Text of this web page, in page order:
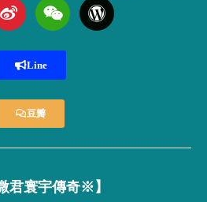
Line
豆瓣
君寰宇傳奇※】